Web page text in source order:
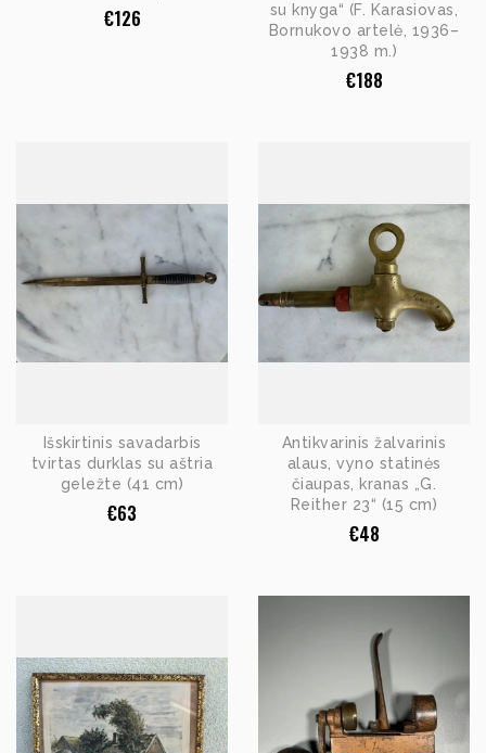
€126
su knyga“ (F. Karasiovas,
Bornukovo artelė, 1936–
1938 m.)
€188
Išskirtinis savadarbis
tvirtas durklas su aštria
geležte (41 cm)
€63
Antikvarinis žalvarinis
alaus, vyno statinės
čiaupas, kranas „G.
Reither 23“ (15 cm)
€48